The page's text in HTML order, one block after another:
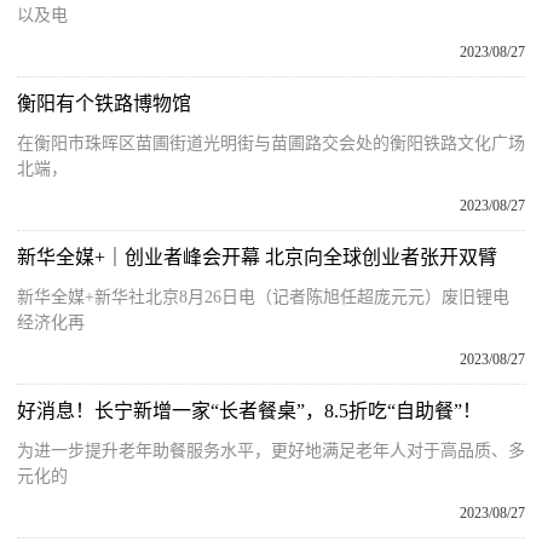
以及电
2023/08/27
衡阳有个铁路博物馆
在衡阳市珠晖区苗圃街道光明街与苗圃路交会处的衡阳铁路文化广场
北端，
2023/08/27
新华全媒+｜创业者峰会开幕 北京向全球创业者张开双臂
新华全媒+新华社北京8月26日电（记者陈旭任超庞元元）废旧锂电
经济化再
2023/08/27
好消息！长宁新增一家“长者餐桌”，8.5折吃“自助餐”！
为进一步提升老年助餐服务水平，更好地满足老年人对于高品质、多
元化的
2023/08/27